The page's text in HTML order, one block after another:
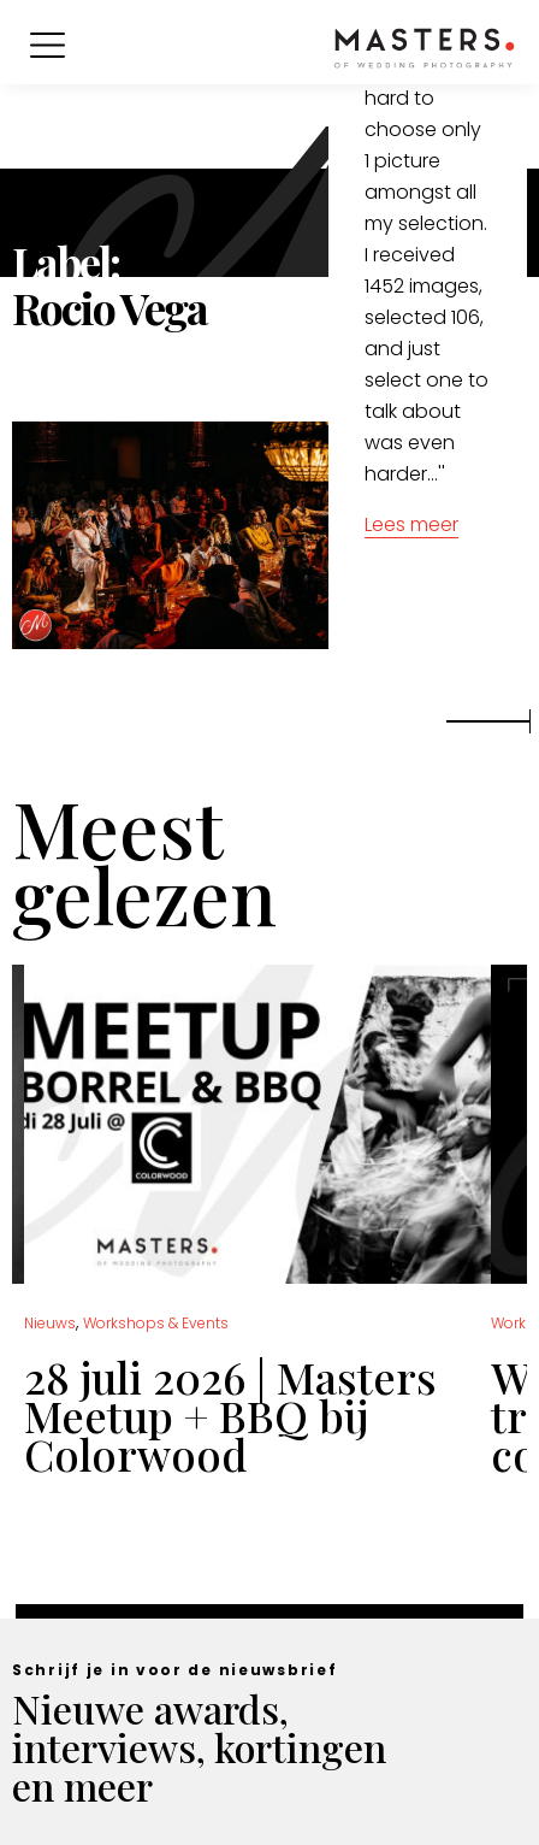
Label:
Rocio Vega
''It is really
hard to
choose only
1 picture
amongst all
my selection.
I received
1452 images,
selected 106,
and just
select one to
talk about
was even
harder...''
Lees meer
Meest
gelezen
Nieuws, Workshops & Events
28 juli 2026 | Masters
Meetup + BBQ bij
Colorwood
Schrijf je in voor de nieuwsbrief
Nieuwe awards,
interviews, kortingen
en meer